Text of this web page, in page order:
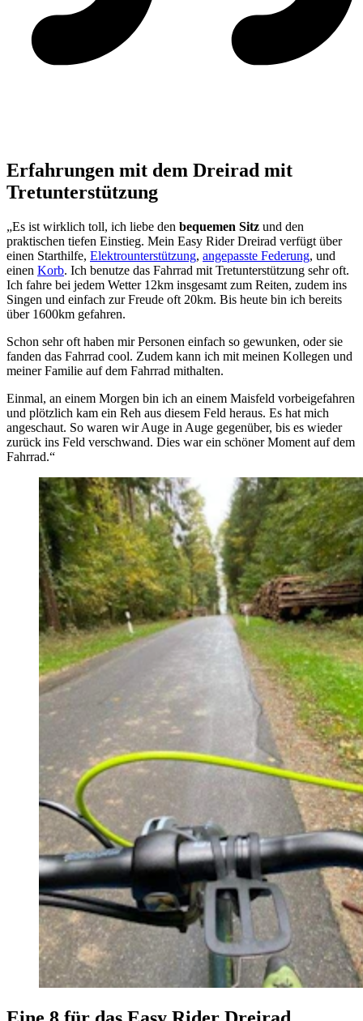
Erfahrungen mit dem Dreirad mit
Tretunterstützung
„Es ist wirklich toll, ich liebe den bequemen Sitz und den
praktischen tiefen Einstieg. Mein Easy Rider Dreirad verfügt über
einen Starthilfe, Elektrounterstützung, angepasste Federung, und
einen Korb. Ich benutze das Fahrrad mit Tretunterstützung sehr oft.
Ich fahre bei jedem Wetter 12km insgesamt zum Reiten, zudem ins
Singen und einfach zur Freude oft 20km. Bis heute bin ich bereits
über 1600km gefahren.
Schon sehr oft haben mir Personen einfach so gewunken, oder sie
fanden das Fahrrad cool. Zudem kann ich mit meinen Kollegen und
meiner Familie auf dem Fahrrad mithalten.
Einmal, an einem Morgen bin ich an einem Maisfeld vorbeigefahren
und plötzlich kam ein Reh aus diesem Feld heraus. Es hat mich
angeschaut. So waren wir Auge in Auge gegenüber, bis es wieder
zurück ins Feld verschwand. Dies war ein schöner Moment auf dem
Fahrrad.“